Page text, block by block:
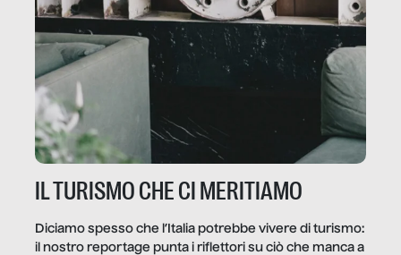
IL TURISMO CHE CI MERITIAMO
Diciamo spesso che l’Italia potrebbe vivere di turismo:
il nostro reportage punta i riflettori su ciò che manca a